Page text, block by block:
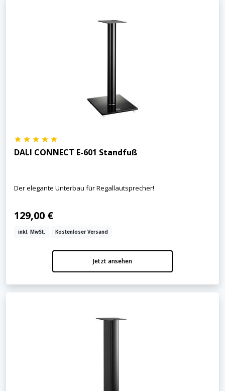
DALI CONNECT E-601 Standfuß
Der elegante Unterbau für Regallautsprecher!
129,00 €
inkl. MwSt. Kostenloser Versand
Jetzt ansehen